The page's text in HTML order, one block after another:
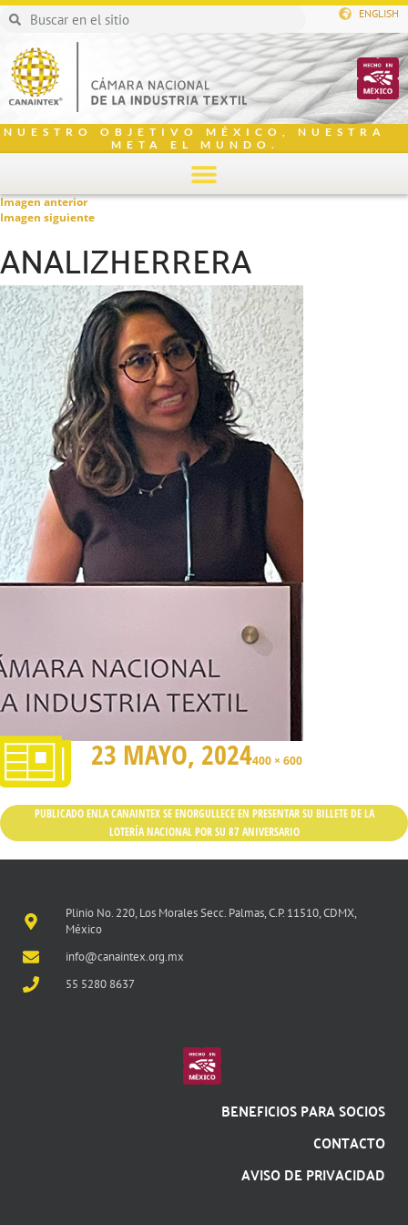
ENGLISH
NUESTRO OBJETIVO MÉXICO, NUESTRA
META EL MUNDO.
Imagen anterior
Imagen siguiente
ANALIZHERRERA
23 MAYO, 2024400 × 600
PUBLICADO ENLA CANAINTEX SE ENORGULLECE EN PRESENTAR SU BILLETE DE LA
LOTERÍA NACIONAL POR SU 87 ANIVERSARIO
Plinio No. 220, Los Morales Secc. Palmas, C.P. 11510, CDMX,
México
info@canaintex.org.mx
55 5280 8637
BENEFICIOS PARA SOCIOS
CONTACTO
AVISO DE PRIVACIDAD